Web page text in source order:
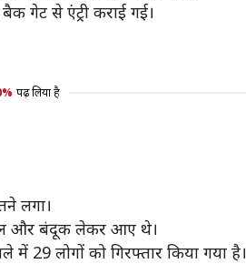
गेट से एंट्री कराई गई।
पढ़ लिया है
लगा।
और बंदूक लेकर आए थे।
में 29 लोगों को गिरफ्तार किया गया है।